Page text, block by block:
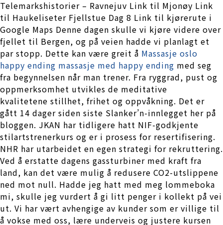
Telemarkshistorier – Ravnejuv Link til Mjonøy Link
til Haukeliseter Fjellstue Dag 8 Link til kjørerute i
Google Maps Denne dagen skulle vi kjøre videre over
fjellet til Bergen, og på veien hadde vi planlagt et
par stopp. Dette kan være greit å Massasje oslo
happy ending massasje med happy ending med seg
fra begynnelsen når man trener. Fra ryggrad, pust og
oppmerksomhet utvikles de meditative
kvalitetene stillhet, frihet og oppvåkning. Det er
gått 14 dager siden siste Slanker’n-innlegget her på
bloggen. JKAN har tidligere hatt NIF-godkjente
stilartstrenerkurs og er i prosess for resertifisering.
NHR har utarbeidet en egen strategi for rekruttering.
Ved å erstatte dagens gassturbiner med kraft fra
land, kan det være mulig å redusere CO2-utslippene
ned mot null. Hadde jeg hatt med meg lommeboka
mi, skulle jeg vurdert å gi litt penger i kollekt på vei
ut. Vi har vært avhengige av kunder som er villige til
å vokse med oss, lære underveis og justere kursen